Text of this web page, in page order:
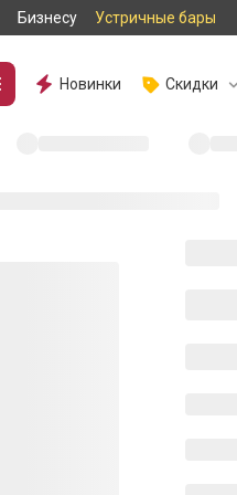
Бизнесу Устричные бары
Новинки Скидки